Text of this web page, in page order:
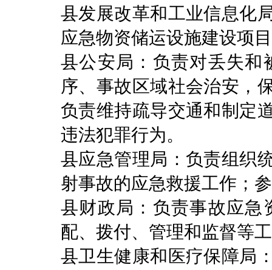
县发展改革和工业信息化
应急物资储运设施建设项
县公安局：负责对丢失和
序、事故区域社会治安，
负责维持疏导交通和制定
违法犯罪行为。
县应急管理局：负责组织
射事故的应急救援工作；
县财政局：负责事故应急
配、拨付、管理和监督等
县卫生健康和医疗保障局